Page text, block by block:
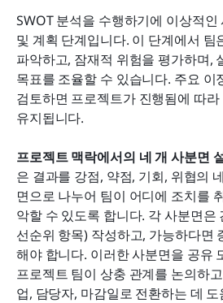
SWOT 분석을 수행하기에 이상적
및 계획 단계입니다. 이 단계에서 팀
파악하고, 잠재적 위험을 평가하며,
목표를 조율할 수 있습니다. 주요 이
검토하면 프로젝트가 진행됨에 따
유지됩니다.
프로젝트 맥락에서의 네 개 사분면
은 결과를 강점, 약점, 기회, 위협의
면으로 나누어 팀이 어디에 조치를
악할 수 있도록 합니다. 각 사분면은
선순위 항목) 작성하고, 가능하다면
해야 합니다. 이러한 사분면을 공유
프로젝트 팀이 상충 관계를 논의하
업, 담당자, 마감일로 전환하는 데